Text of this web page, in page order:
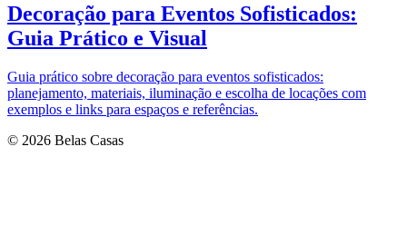
Decoração para Eventos Sofisticados:
Guia Prático e Visual
Guia prático sobre decoração para eventos sofisticados:
planejamento, materiais, iluminação e escolha de locações com
exemplos e links para espaços e referências.
© 2026 Belas Casas